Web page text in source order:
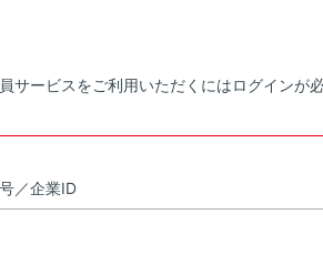
サービスをご利用いただくにはログインが
／企業ID